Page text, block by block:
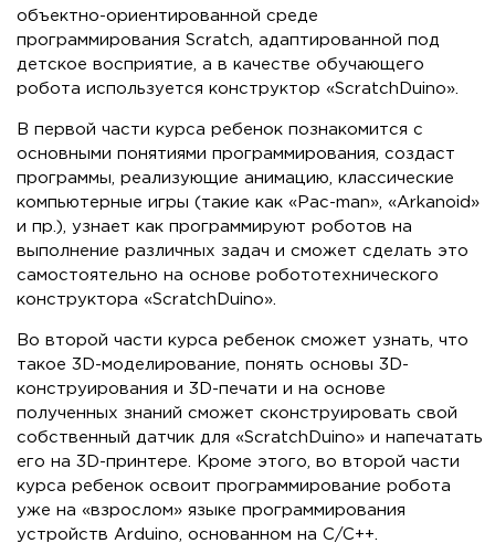
объектно-ориентированной среде
программирования Scratch, адаптированной под
детское восприятие, а в качестве обучающего
робота используется конструктор «ScratchDuino».
В первой части курса ребенок познакомится с
основными понятиями программирования, создаст
программы, реализующие анимацию, классические
компьютерные игры (такие как «Pac-man», «Arkanoid»
и пр.), узнает как программируют роботов на
выполнение различных задач и сможет сделать это
самостоятельно на основе робототехнического
конструктора «ScratchDuino».
Во второй части курса ребенок сможет узнать, что
такое 3D-моделирование, понять основы 3D-
конструирования и 3D-печати и на основе
полученных знаний сможет сконструировать свой
собственный датчик для «ScratchDuino» и напечатать
его на 3D-принтере. Кроме этого, во второй части
курса ребенок освоит программирование робота
уже на «взрослом» языке программирования
устройств Arduino, основанном на C/C++.